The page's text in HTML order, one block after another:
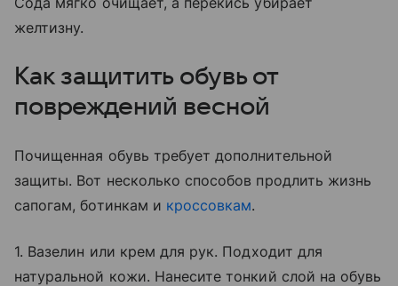
желтизну.
Как защитить обувь от
повреждений весной
Почищенная обувь требует дополнительной
защиты. Вот несколько способов продлить жизнь
сапогам, ботинкам и кроссовкам.
1. Вазелин или крем для рук. Подходит для
натуральной кожи. Нанесите тонкий слой на обувь